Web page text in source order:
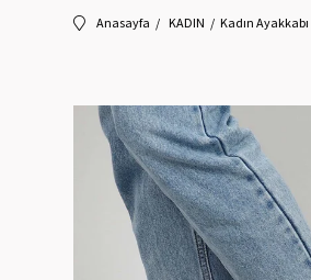
Anasayfa KADIN Kadın Ayakkabı